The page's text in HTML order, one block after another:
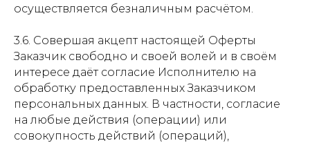
осуществляется безналичным расчётом.
3.6. Совершая акцепт настоящей Оферты
Заказчик свободно и своей волей и в своём
интересе даёт согласие Исполнителю на
обработку предоставленных Заказчиком
персональных данных. В частности, согласие
на любые действия (операции) или
совокупность действий (операций),